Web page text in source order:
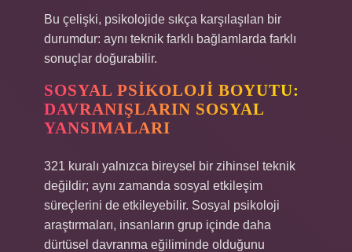
Bu çelişki, psikolojide sıkça karşılaşılan bir
durumdur: aynı teknik farklı bağlamlarda farklı
sonuçlar doğurabilir.
SOSYAL PSIKOLOJI BOYUTU:
DAVRANIŞLARIN SOSYAL
YANSIMALARI
321 kuralı yalnızca bireysel bir zihinsel teknik
değildir; aynı zamanda sosyal etkileşim
süreçlerini de etkileyebilir. Sosyal psikoloji
araştırmaları, insanların grup içinde daha
dürtüsel davranma eğiliminde olduğunu